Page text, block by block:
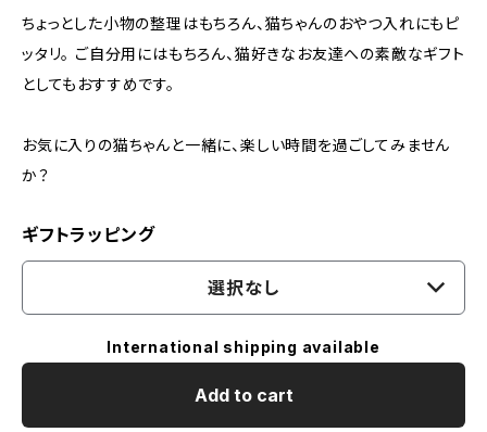
ちょっとした小物の整理はもちろん、猫ちゃんのおやつ入れにもピ
ッタリ。 ご自分用にはもちろん、猫好きなお友達への素敵なギフト
としてもおすすめです。
お気に入りの猫ちゃんと一緒に、楽しい時間を過ごしてみません
か？
ギフトラッピング
選択なし
International shipping available
Add to cart